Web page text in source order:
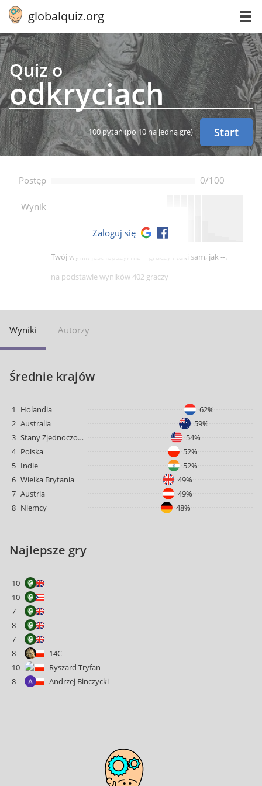
globalquiz.org
Quiz o
od­kry­ciach
100 pytań(po 10 na jedną grę) Start
Postęp 0/100
Wynik --
Twój wynik jest lepszy, niż -- graczy i taki sam, jak --.
na podstawie wyników 402 graczy
Zaloguj się
Wyniki Autorzy
Średnie krajów
1 Holandia
62%
2 Australia
59%
3
Stany Zjednoczone
54%
4 Polska
52%
5 Indie
52%
6 Wielka Brytania
49%
7 Austria
49%
8 Niemcy 48%
Najlepsze gry
10
---
10
---
7
---
8
---
7
---
8
14C
10
Ryszard Tryfan
8
Andrzej Binczycki